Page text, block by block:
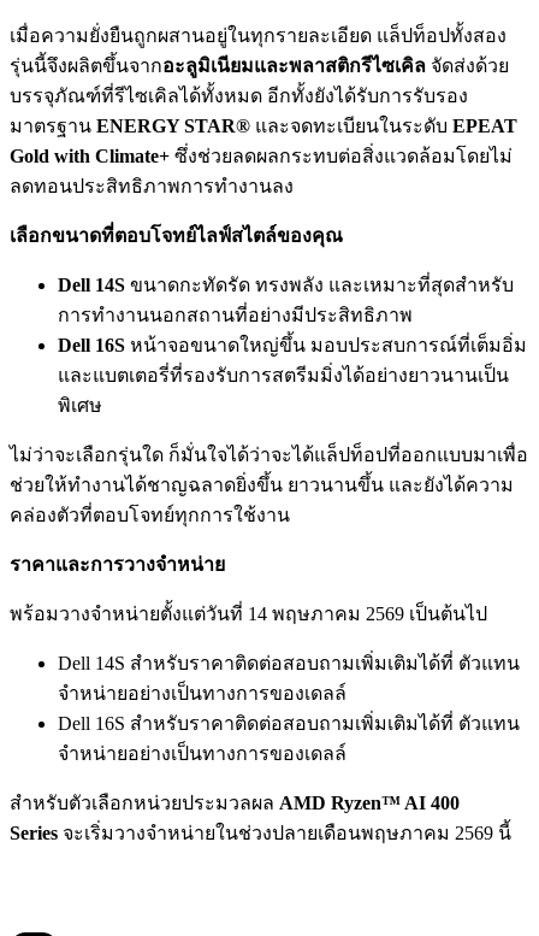
เมื่อความยั่งยืนถูกผสานอยู่ในทุกรายละเอียด แล็ปท็อปทั้งสอง
รุ่นนี้จึงผลิตขึ้นจากอะลูมิเนียมและพลาสติกรีไซเคิล จัดส่งด้วย
บรรจุภัณฑ์ที่รีไซเคิลได้ทั้งหมด อีกทั้งยังได้รับการรับรอง
มาตรฐาน ENERGY STAR® และจดทะเบียนในระดับ EPEAT
Gold with Climate+ ซึ่งช่วยลดผลกระทบต่อสิ่งแวดล้อมโดยไม่
ลดทอนประสิทธิภาพการทำงานลง
เลือกขนาดที่ตอบโจทย์ไลฟ์สไตล์ของคุณ
Dell 14S ขนาดกะทัดรัด ทรงพลัง และเหมาะที่สุดสำหรับ
การทำงานนอกสถานที่อย่างมีประสิทธิภาพ
Dell 16S หน้าจอขนาดใหญ่ขึ้น มอบประสบการณ์ที่เต็มอิ่ม
และแบตเตอรี่ที่รองรับการสตรีมมิ่งได้อย่างยาวนานเป็น
พิเศษ
ไม่ว่าจะเลือกรุ่นใด ก็มั่นใจได้ว่าจะได้แล็ปท็อปที่ออกแบบมาเพื่อ
ช่วยให้ทำงานได้ชาญฉลาดยิ่งขึ้น ยาวนานขึ้น และยังได้ความ
คล่องตัวที่ตอบโจทย์ทุกการใช้งาน
ราคาและการวางจำหน่าย
พร้อมวางจำหน่ายตั้งแต่วันที่ 14 พฤษภาคม 2569 เป็นต้นไป
Dell 14S สำหรับราคาติดต่อสอบถามเพิ่มเติมได้ที่ ตัวแทน
จำหน่ายอย่างเป็นทางการของเดลล์
Dell 16S สำหรับราคาติดต่อสอบถามเพิ่มเติมได้ที่ ตัวแทน
จำหน่ายอย่างเป็นทางการของเดลล์
สำหรับตัวเลือกหน่วยประมวลผล AMD Ryzen™ AI 400
Series จะเริ่มวางจำหน่ายในช่วงปลายเดือนพฤษภาคม 2569 นี้